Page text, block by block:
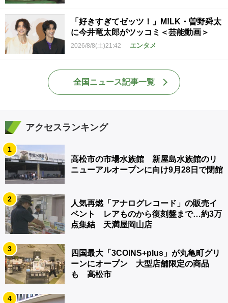
「好きすぎてゼッツ！」M!LK・曽野舜太
に今井竜太郎がツッコミ＜芸能動画＞
2026/8/8(土)21:42 エンタメ
全国ニュース記事一覧
アクセスランキング
1
高松市の市場水族館 新屋島水族館のリ
ニューアルオープンに向け9月28日で閉館
2
人気再燃「アナログレコード」の販売イ
ベント レアものから復刻盤まで…約3万
点集結 天満屋岡山店
3
四国最大「3COINS+plus」が丸亀町グリ
ーンにオープン 大型店舗限定の商品
も 高松市
4